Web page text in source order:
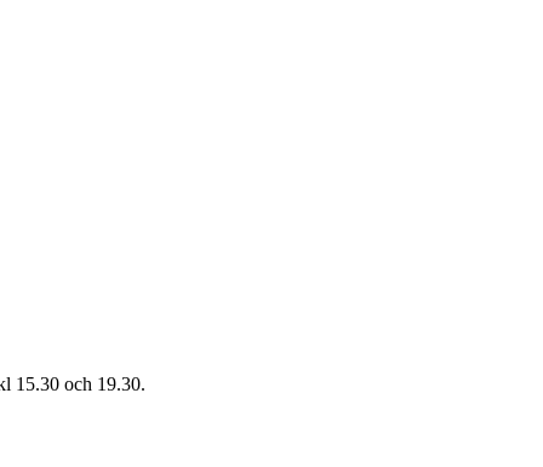
15.30 och 19.30.